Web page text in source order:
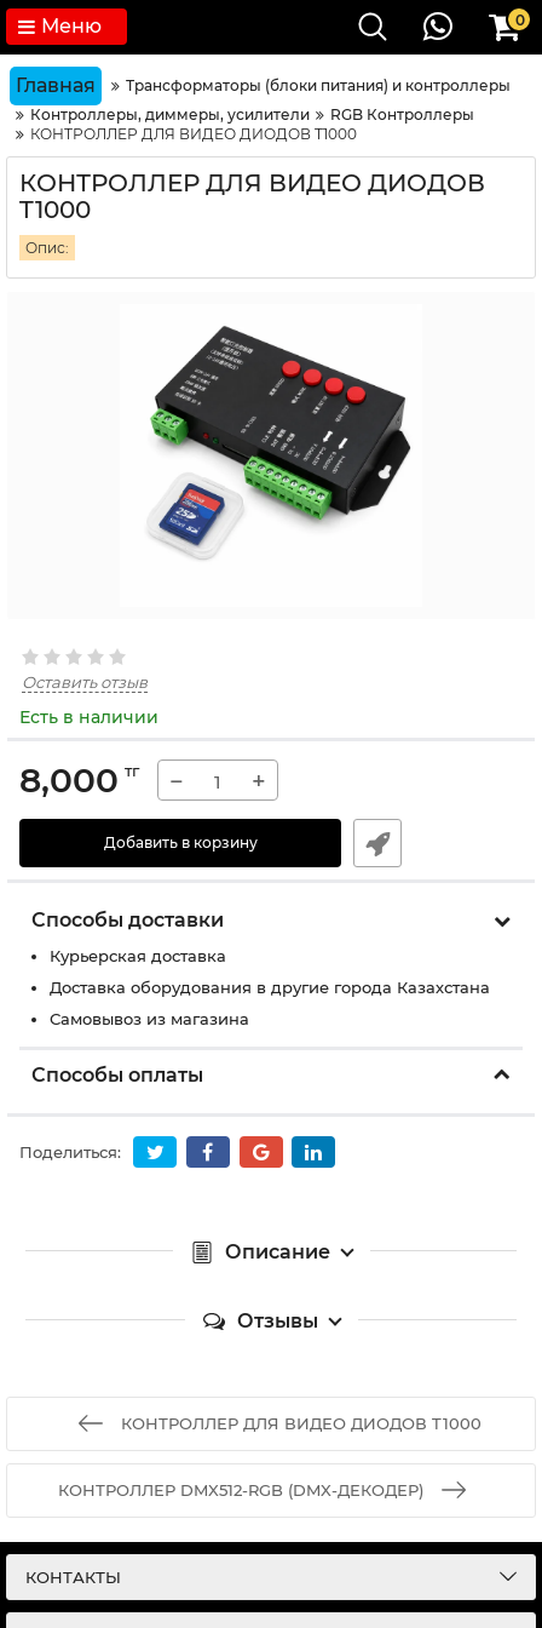
Меню 0
Главная
Трансформаторы (блоки питания) и контроллеры
Контроллеры, диммеры, усилители
RGB Контроллеры
КОНТРОЛЛЕР ДЛЯ ВИДЕО ДИОДОВ T1000
КОНТРОЛЛЕР ДЛЯ ВИДЕО ДИОДОВ
T1000
Опис:
Оставить отзыв
Есть в наличии
8,000 тг − +
Добавить в корзину
Способы доставки
Курьерская доставка
Доставка оборудования в другие города Казахстана
Самовывоз из магазина
Способы оплаты
Поделиться:
Описание
Отзывы
КОНТРОЛЛЕР ДЛЯ ВИДЕО ДИОДОВ T1000
КОНТРОЛЛЕР DMX512-RGB (DMX-ДЕКОДЕР)
КОНТАКТЫ